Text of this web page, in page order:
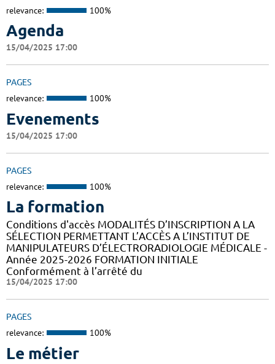
relevance: 100%
Agenda
15/04/2025 17:00
PAGES
relevance: 100%
Evenements
15/04/2025 17:00
PAGES
relevance: 100%
La formation
Conditions d'accès MODALITÉS D’INSCRIPTION A LA
SÉLECTION PERMETTANT L’ACCÈS A L’INSTITUT DE
MANIPULATEURS D’ÉLECTRORADIOLOGIE MÉDICALE -
Année 2025-2026 FORMATION INITIALE
Conformément à l’arrêté du
15/04/2025 17:00
PAGES
relevance: 100%
Le métier